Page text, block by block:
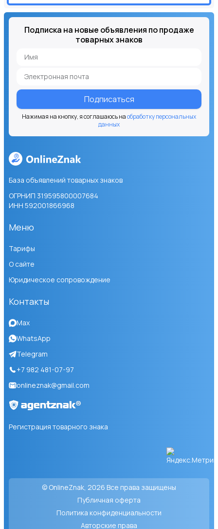
Подписка на новые объявления по продаже
товарных знаков
Подписаться
Нажимая на кнопку, я соглашаюсь наобработку персональных
данных
База объявлений товарных знаков
ОГРНИП 319595800007684
ИНН 592001866968
Меню
Тарифы
О сайте
Юридическое сопровождение
Контакты
Max
WhatsApp
Telegram
+7 982 481-07-97
onlineznak@gmail.com
Регистрация товарного знака
© OnlineZnak, 2026 Все права защищены
Публичная оферта
Политика конфиденциальности
Авторские права